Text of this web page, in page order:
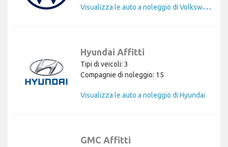
V
isualizza le auto a noleggio di Volkswagen
Hyundai Affitti
Tipi di veicoli: 3
Compagnie di noleggio: 15
Visualizza le auto a noleggio di Hyundai
GMC Affitti